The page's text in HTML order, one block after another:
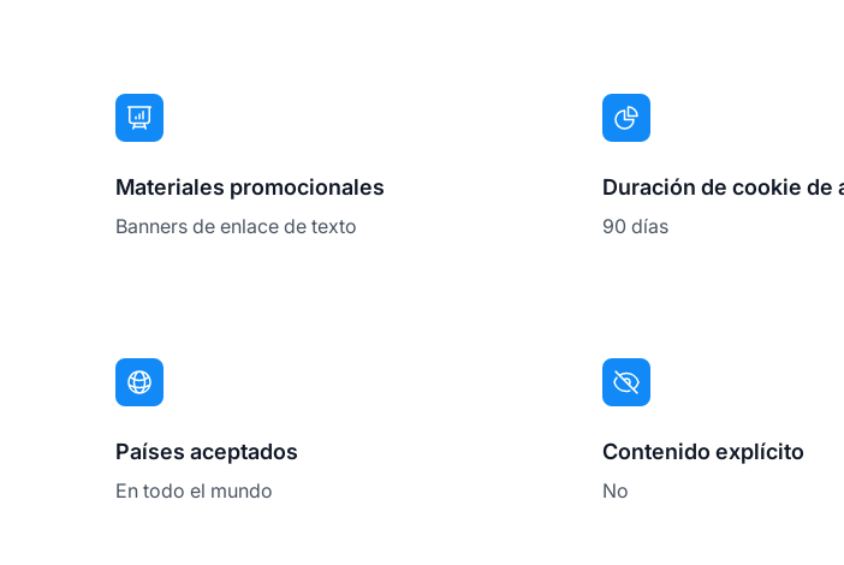
Materiales promocionales
Banners de enlace de texto
Duración de cookie de
90 días
Países aceptados
En todo el mundo
Contenido explícito
No